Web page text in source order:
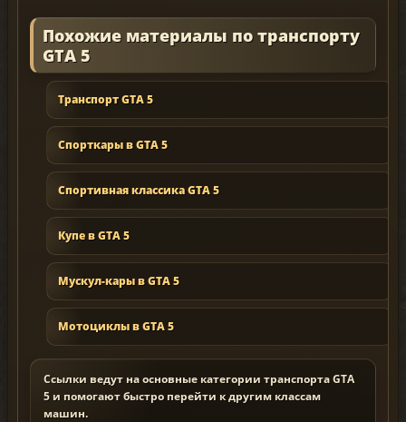
Похожие материалы по транспорту
GTA 5
Транспорт GTA 5
Спорткары в GTA 5
Спортивная классика GTA 5
Купе в GTA 5
Мускул-кары в GTA 5
Мотоциклы в GTA 5
Ссылки ведут на основные категории транспорта GTA
5 и помогают быстро перейти к другим классам
машин.